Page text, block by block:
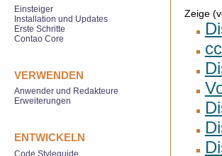
Zeige
Einsteiger
Installation und Updates
Erste Schritte
Contao Core
VERWENDEN
Anwender und Redakteure
Erweiterungen
ENTWICKELN
Code Styleguide